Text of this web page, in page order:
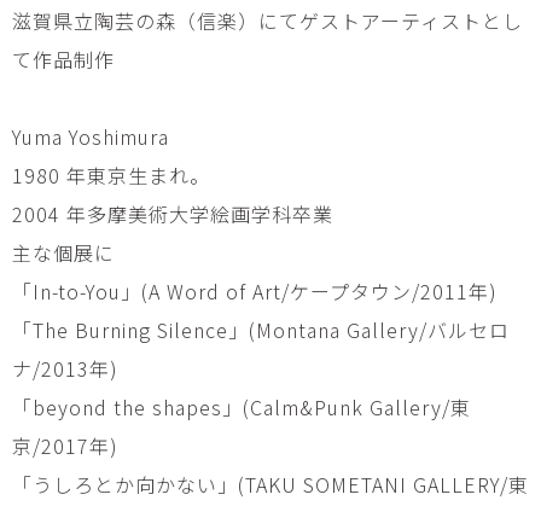
滋賀県立陶芸の森（信楽）にてゲストアーティストとし
て作品制作
Yuma Yoshimura
1980 年東京生まれ。
2004 年多摩美術大学絵画学科卒業
主な個展に
「In-to-You」(A Word of Art/ケープタウン/2011年)
「The Burning Silence」(Montana Gallery/バルセロ
ナ/2013年)
「beyond the shapes」(Calm&Punk Gallery/東
京/2017年)
「うしろとか向かない」(TAKU SOMETANI GALLERY/東